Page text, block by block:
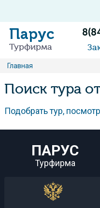
Парус
Турфирма
Главная
Поиск тура
Подобрать тур,
ПАРУС
Турфирма